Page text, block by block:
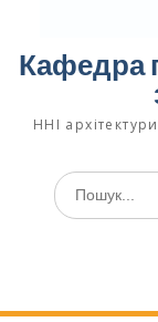
Кафедра
ННІ